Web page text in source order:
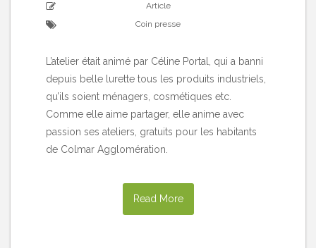
Article
Coin presse
L’atelier était animé par Céline Portal, qui a banni
depuis belle lurette tous les produits industriels,
qu’ils soient ménagers, cosmétiques etc.
Comme elle aime partager, elle anime avec
passion ses ateliers, gratuits pour les habitants
de Colmar Agglomération.
Read More